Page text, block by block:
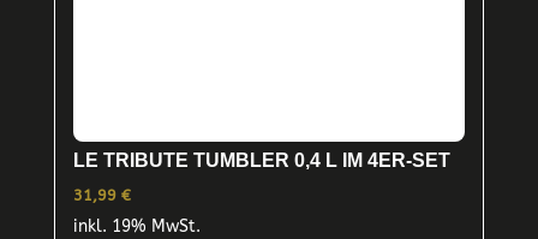
LE TRIBUTE TUMBLER 0,4 L IM 4ER-SET
31,99 €
inkl. 19% MwSt.